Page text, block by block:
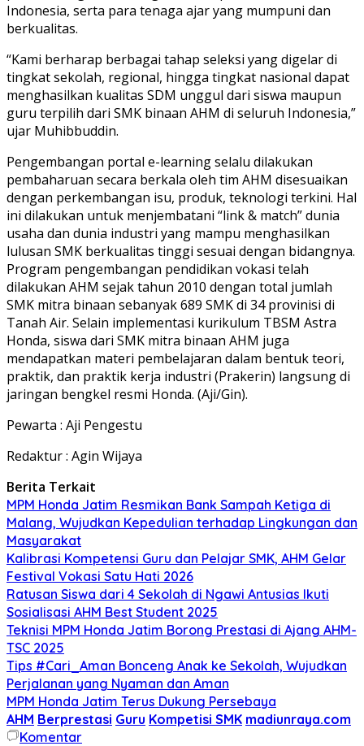
Indonesia, serta para tenaga ajar yang mumpuni dan
berkualitas.
“Kami berharap berbagai tahap seleksi yang digelar di
tingkat sekolah, regional, hingga tingkat nasional dapat
menghasilkan kualitas SDM unggul dari siswa maupun
guru terpilih dari SMK binaan AHM di seluruh Indonesia,”
ujar Muhibbuddin.
Pengembangan portal e-learning selalu dilakukan
pembaharuan secara berkala oleh tim AHM disesuaikan
dengan perkembangan isu, produk, teknologi terkini. Hal
ini dilakukan untuk menjembatani “link & match” dunia
usaha dan dunia industri yang mampu menghasilkan
lulusan SMK berkualitas tinggi sesuai dengan bidangnya.
Program pengembangan pendidikan vokasi telah
dilakukan AHM sejak tahun 2010 dengan total jumlah
SMK mitra binaan sebanyak 689 SMK di 34 provinisi di
Tanah Air. Selain implementasi kurikulum TBSM Astra
Honda, siswa dari SMK mitra binaan AHM juga
mendapatkan materi pembelajaran dalam bentuk teori,
praktik, dan praktik kerja industri (Prakerin) langsung di
jaringan bengkel resmi Honda. (Aji/Gin).
Pewarta : Aji Pengestu
Redaktur : Agin Wijaya
Berita Terkait
MPM Honda Jatim Resmikan Bank Sampah Ketiga di
Malang, Wujudkan Kepedulian terhadap Lingkungan dan
Masyarakat
Kalibrasi Kompetensi Guru dan Pelajar SMK, AHM Gelar
Festival Vokasi Satu Hati 2026
Ratusan Siswa dari 4 Sekolah di Ngawi Antusias Ikuti
Sosialisasi AHM Best Student 2025
Teknisi MPM Honda Jatim Borong Prestasi di Ajang AHM-
TSC 2025
Tips #Cari_Aman Bonceng Anak ke Sekolah, Wujudkan
Perjalanan yang Nyaman dan Aman
MPM Honda Jatim Terus Dukung Persebaya
AHM Berprestasi Guru Kompetisi SMK madiunraya.com
Komentar